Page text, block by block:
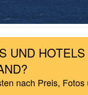
UND
nach Preis,